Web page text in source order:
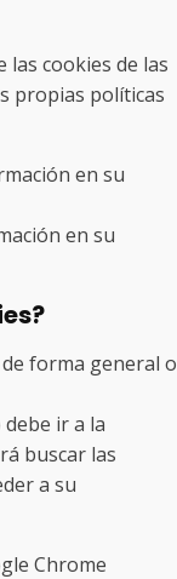
cookies de las
propias políticas
en su
en su
forma general o
ir a la
buscar las
a su
Chrome